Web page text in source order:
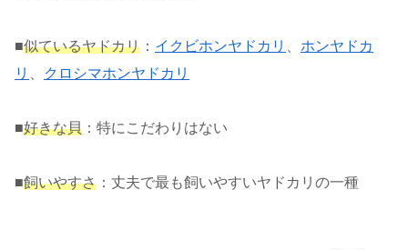
■似ているヤドカリ ： イクビホンヤドカリ
ホンヤドカ
リ
クロシマホンヤドカリ
■好きな貝 ：特にこだわりはない
■飼いやすさ ：丈夫で最も飼いやすいヤドカリの一種